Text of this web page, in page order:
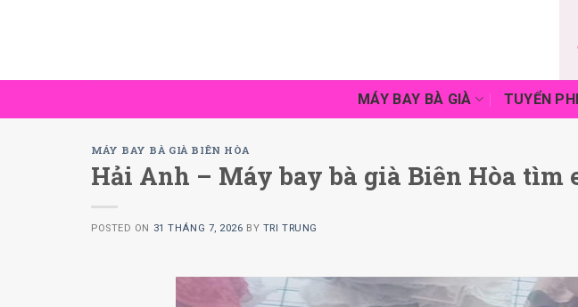
MÁY BAY BÀ GIÀ TUYỂN
MÁY BAY BÀ GIÀ BIÊN HÒA
Hải Anh – Máy bay bà già Biên Hòa tìm
POSTED ON 31 THÁNG 7, 2026 BY TRI TRUNG